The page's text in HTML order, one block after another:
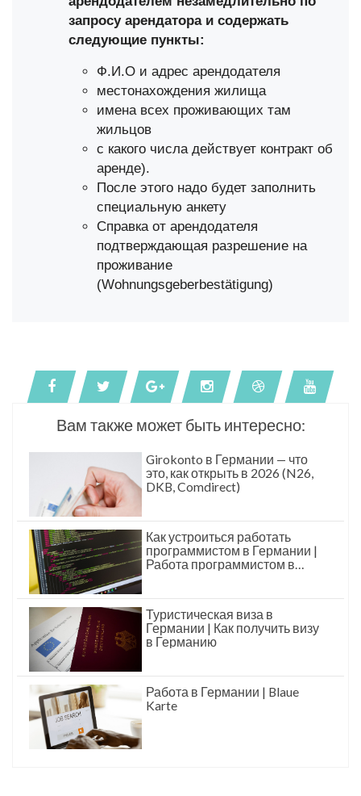
запросу арендатора и содержать
следующие пункты:
Ф.И.О и адрес арендодателя
местонахождения жилища
имена всех проживающих там
жильцов
с какого числа действует контракт об
аренде).
После этого надо будет заполнить
специальную анкету
Справка от арендодателя
подтверждающая разрешение на
проживание
(Wohnungsgeberbestätigung)
Вам также может быть интересно:
Girokonto в Германии — что
это, как открыть в 2026 (N26,
DKB, Comdirect)
Как устроиться работать
программистом в Германии |
Работа программистом в
Туристическая виза в
Германии | Как получить визу
в Германию
Работа в Германии | Blaue
Karte